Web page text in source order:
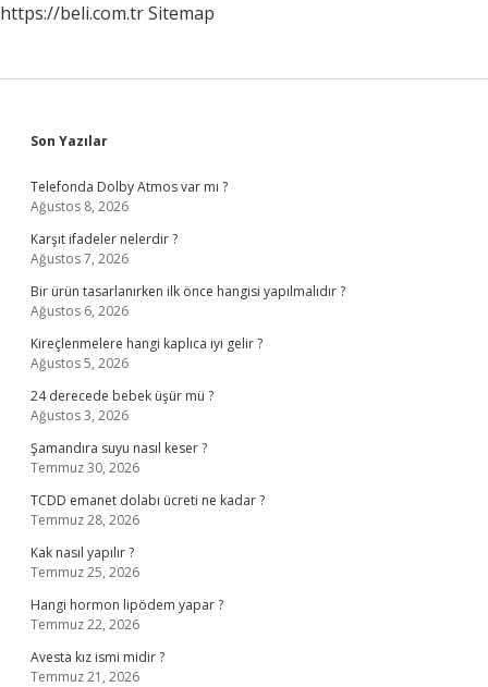
https://beli.com.trSitemap
Sidebar
Son Yazılar
Telefonda Dolby Atmos var mı ?
Ağustos 8, 2026
Karşıt ifadeler nelerdir ?
Ağustos 7, 2026
Bir ürün tasarlanırken ilk önce hangisi yapılmalıdır ?
Ağustos 6, 2026
Kireçlenmelere hangi kaplıca iyi gelir ?
Ağustos 5, 2026
24 derecede bebek üşür mü ?
Ağustos 3, 2026
Şamandıra suyu nasıl keser ?
Temmuz 30, 2026
TCDD emanet dolabı ücreti ne kadar ?
Temmuz 28, 2026
Kak nasıl yapılır ?
Temmuz 25, 2026
Hangi hormon lipödem yapar ?
Temmuz 22, 2026
Avesta kız ismi midir ?
Temmuz 21, 2026